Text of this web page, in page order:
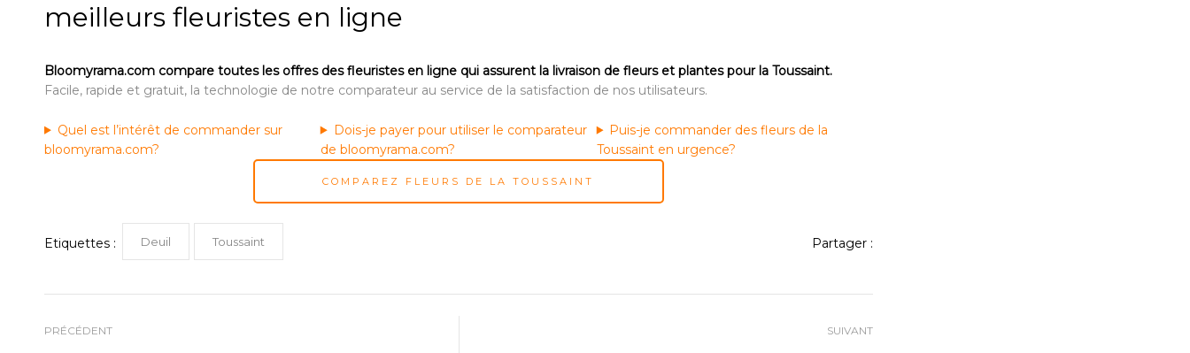
meilleurs fleuristes en ligne
Bloomyrama.com compare toutes les offres des fleuristes en ligne qui assurent la livraison de fleurs et plantes pour la Toussaint.
Facile, rapide et gratuit, la technologie de notre comparateur au service de la satisfaction de nos utilisateurs.
Quel est l’intérêt de commander sur
bloomyrama.com?
Dois-je payer pour utiliser le comparateur
de bloomyrama.com?
Puis-je commander des fleurs de la
Toussaint en urgence?
COMPAREZ FLEURS DE LA TOUSSAINT
Etiquettes : Deuil Toussaint Partager :
PRÉCÉDENT SUIVANT